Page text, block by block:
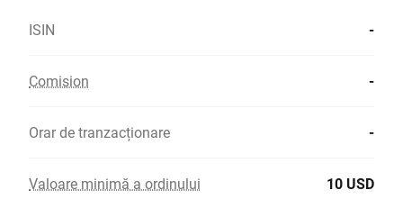
ISIN -
Comision -
Orar de tranzacționare -
Valoare minimă a ordinului 10 USD